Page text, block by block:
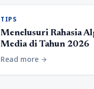
TIPS
Menelusuri Rahasia
Media di Tahun 2026
Read more arrow_forward